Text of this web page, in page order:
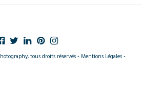
tous droits réservés - Mentions Légales -